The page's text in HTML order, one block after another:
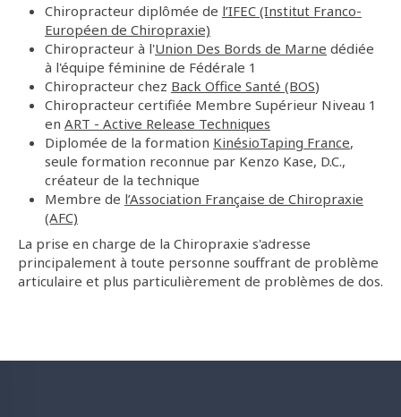
Chiropracteur diplômée de l’IFEC (Institut Franco-
Européen de Chiropraxie)
Chiropracteur à l'Union Des Bords de Marne dédiée
à l'équipe féminine de Fédérale 1
Chiropracteur chez Back Office Santé (BOS)
Chiropracteur certifiée Membre Supérieur Niveau 1
en ART - Active Release Techniques
Diplomée de la formation KinésioTaping France,
seule formation reconnue par Kenzo Kase, D.C.,
créateur de la technique
Membre de l’Association Française de Chiropraxie
(AFC)
La prise en charge de la Chiropraxie s'adresse
principalement à toute personne souffrant de problème
articulaire et plus particulièrement de problèmes de dos.